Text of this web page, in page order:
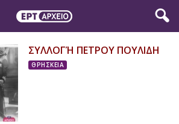
ΣΥΛΛΟΓΉ ΠΕΤΡΟΥ ΠΟΥΛΙΔΗ
ΘΡΗΣΚΕΙΑ